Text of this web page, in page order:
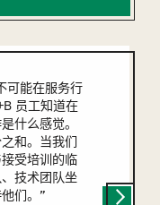
可能在服务行
员工知道在
什么感觉。
和。当我们
受培训的临
技术团队坐
们。”